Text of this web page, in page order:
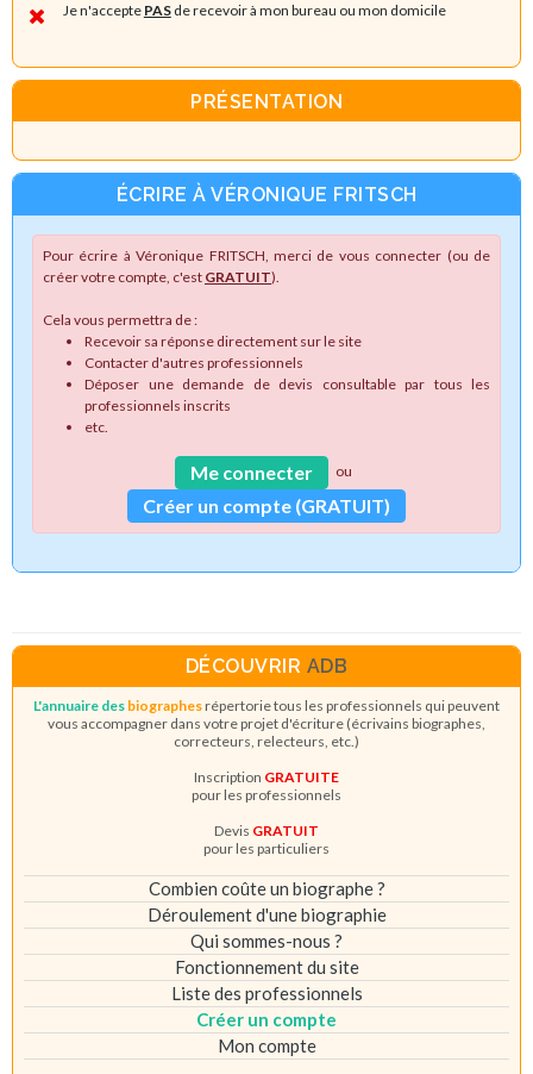
Je n'accepte PASde recevoir à mon bureau ou mon domicile
PRÉSENTATION
ÉCRIRE À VÉRONIQUE FRITSCH
Pour écrire à Véronique FRITSCH, merci de vous connecter (ou de
créer votre compte, c'est GRATUIT).
Cela vous permettra de :
Recevoir sa réponse directement sur le site
Contacter d'autres professionnels
Déposer une demande de devis consultable par tous les
professionnels inscrits
etc.
Me connecter ou
Créer un compte (GRATUIT)
DÉCOUVRIR ADB
L'annuaire des biographesrépertorie tous les professionnels qui peuvent
vous accompagner dans votre projet d'écriture (écrivains biographes,
correcteurs, relecteurs, etc.)
Inscription GRATUITE
pour les professionnels
Devis GRATUIT
pour les particuliers
Combien coûte un biographe ?
Déroulement d'une biographie
Qui sommes-nous ?
Fonctionnement du site
Liste des professionnels
Créer un compte
Mon compte